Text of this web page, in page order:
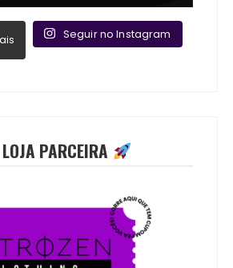
Seguir no Instagram
PARCEIRA